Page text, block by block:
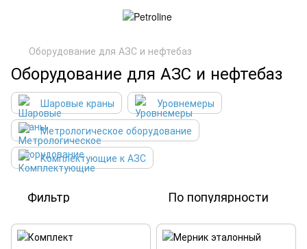
Оборудование для АЗС и нефтебаз
Оборудование для АЗС и нефтебаз
Шаровые краны
Уровнемеры
Метрологическое оборудование
Комплектующие к АЗС
Фильтр По популярности